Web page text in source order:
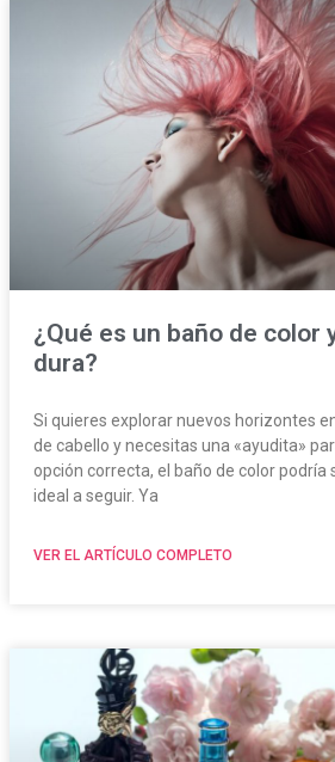
¿Qué es un baño de color
dura?
Si quieres explorar nuevos horizontes
de cabello y necesitas una «ayudita»
opción correcta, el baño de color podría
ideal a seguir. Ya
VER EL ARTÍCULO COMPLETO